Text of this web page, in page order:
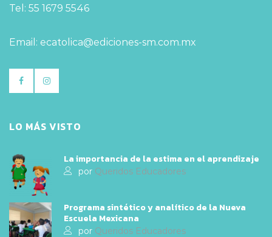
Tel: 55 1679 5546
Email: ecatolica@ediciones-sm.com.mx
LO MÁS VISTO
La importancia de la estima en el aprendizaje
por Queridos Educadores
Programa sintético y analítico de la Nueva
Escuela Mexicana
por Queridos Educadores